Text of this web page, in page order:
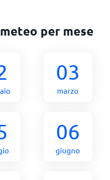
per mese
03
marzo
06
giugno